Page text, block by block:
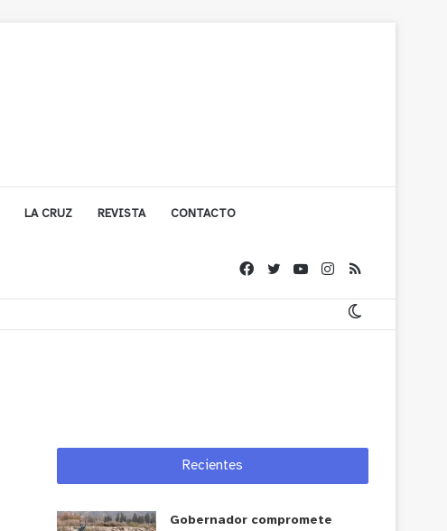
LA CRUZ REVISTA CONTACTO
Recientes
Gobernador compromete